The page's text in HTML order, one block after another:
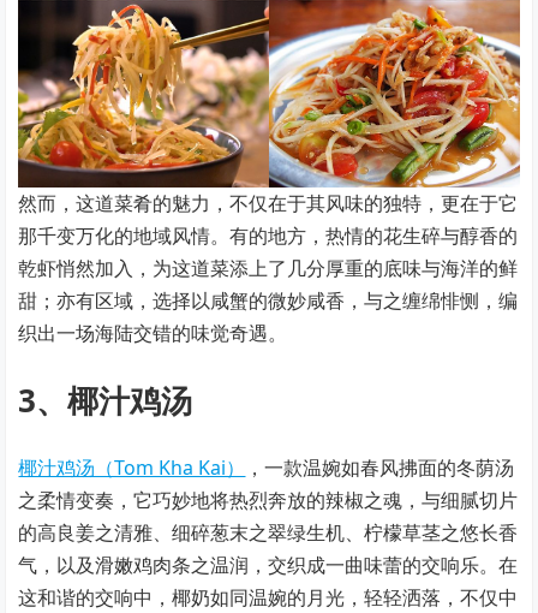
然而，这道菜肴的魅力，不仅在于其风味的独特，更在于它
那千变万化的地域风情。有的地方，热情的花生碎与醇香的
乾虾悄然加入，为这道菜添上了几分厚重的底味与海洋的鲜
甜；亦有区域，选择以咸蟹的微妙咸香，与之缠绵悱恻，编
织出一场海陆交错的味觉奇遇。
3、椰汁鸡汤
椰汁鸡汤（Tom Kha Kai）
，一款温婉如春风拂面的冬荫汤
之柔情变奏，它巧妙地将热烈奔放的辣椒之魂，与细腻切片
的高良姜之清雅、细碎葱末之翠绿生机、柠檬草茎之悠长香
气，以及滑嫩鸡肉条之温润，交织成一曲味蕾的交响乐。在
这和谐的交响中，椰奶如同温婉的月光，轻轻洒落，不仅中